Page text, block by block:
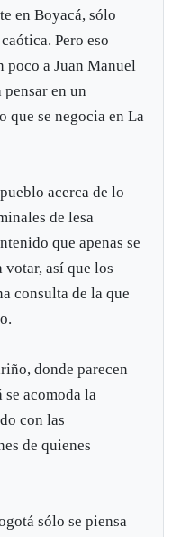
en Boyacá, sólo
Pero eso
poco a Juan Manuel
pensar en un
que se negocia en La
acerca de lo
de lesa
que apenas se
votar, así que los
consulta de la que
donde parecen
acomoda la
con las
de quienes
sólo se piensa